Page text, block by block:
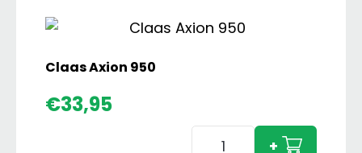
Editie
Claas Axion 950
€33,95
Claas
+